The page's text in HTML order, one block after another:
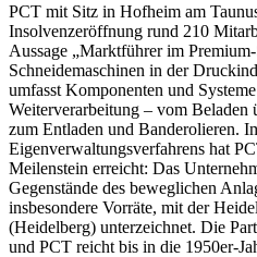
PCT mit Sitz in Hofheim am
Insolvenzeröffnung rund 210
Aussage „Marktführer im
Schneidemaschinen in der
umfasst Komponenten und
Weiterverarbeitung – vom Beladen
zum Entladen und Banderolieren.
Eigenverwaltungsverfahrens hat
Meilenstein erreicht: Das
Gegenstände des beweglichen
insbesondere Vorräte, mit der
(Heidelberg) unterzeichnet. Die
und PCT reicht bis in die 1950er-